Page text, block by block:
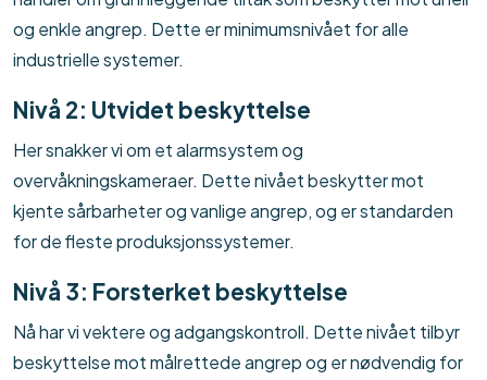
og enkle angrep. Dette er minimumsnivået for alle
industrielle systemer.
Nivå 2: Utvidet beskyttelse
Her snakker vi om et alarmsystem og
overvåkningskameraer. Dette nivået beskytter mot
kjente sårbarheter og vanlige angrep, og er standarden
for de fleste produksjonssystemer.
Nivå 3: Forsterket beskyttelse
Nå har vi vektere og adgangskontroll. Dette nivået tilbyr
beskyttelse mot målrettede angrep og er nødvendig for